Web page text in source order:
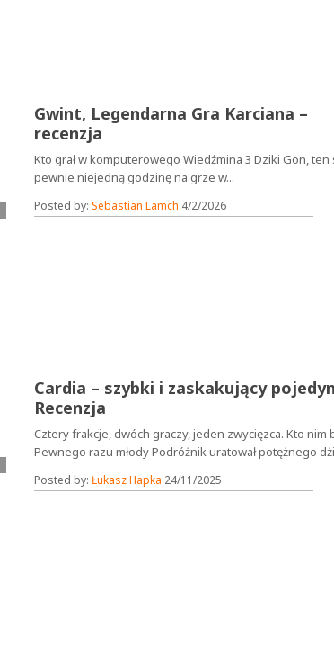
Gwint, Legendarna Gra Karciana –
recenzja
Kto grał w komputerowego Wiedźmina 3 Dziki Gon, ten
pewnie niejedną godzinę na grze w...
Posted by: Sebastian Lamch 4/2/2026
Cardia – szybki i zaskakujący
Recenzja
Cztery frakcje, dwóch graczy, jeden zwycięzca. Kto nim
Pewnego razu młody Podróżnik uratował potężnego
Posted by: Łukasz Hapka 24/11/2025